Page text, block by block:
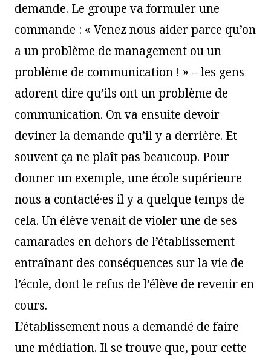
demande. Le groupe va formuler une
commande : « Venez nous aider parce qu’on
a un problème de management ou un
problème de communication ! » – les gens
adorent dire qu’ils ont un problème de
communication. On va ensuite devoir
deviner la demande qu’il y a derrière. Et
souvent ça ne plaît pas beaucoup. Pour
donner un exemple, une école supérieure
nous a contacté·es il y a quelque temps de
cela. Un élève venait de violer une de ses
camarades en dehors de l’établissement
entraînant des conséquences sur la vie de
l’école, dont le refus de l’élève de revenir en
cours.
L’établissement nous a demandé de faire
une médiation. Il se trouve que, pour cette